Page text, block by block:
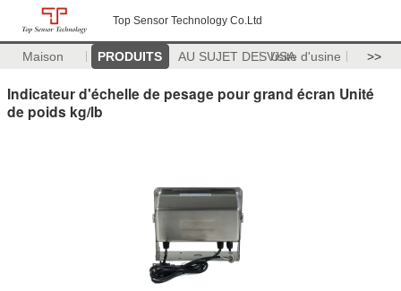
Top Sensor Technology Co.Ltd
Maison PRODUITS AU SUJET DES USAVisite d'usine >>
Indicateur d'échelle de pesage pour grand écran Unité
de poids kg/lb